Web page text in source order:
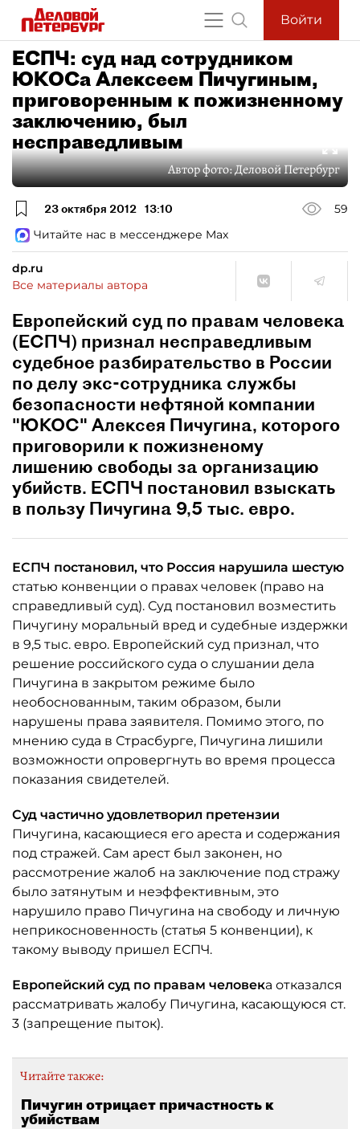
Войти
ЕСПЧ: суд над cотрудником
ЮКОСа Алексеем Пичугиным,
приговоренным к пожизненному
заключению, был
несправедливым
Автор фото:Деловой Петербург
23 октября 2012 13:10
59
Читайте нас в мессенджере Max
dp.ru
Все материалы автора
Европейский суд по правам человека
(ЕСПЧ) признал несправедливым
судебное разбирательство в России
по делу экс-сотрудника службы
безопасности нефтяной компании
"ЮКОС" Алексея Пичугина, которого
приговорили к пожизненому
лишению свободы за организацию
убийств. ЕСПЧ постановил взыскать
в пользу Пичугина 9,5 тыс. евро.
ЕСПЧ постановил, что Россия нарушила шестую
статью конвенции о правах человек (право на
справедливый суд). Суд постановил возместить
Пичугину моральный вред и судебные издержки
в 9,5 тыс. евро. Европейский суд признал, что
решение российского суда о слушании дела
Пичугина в закрытом режиме было
необоснованным, таким образом, были
нарушены права заявителя. Помимо этого, по
мнению суда в Страсбурге, Пичугина лишили
возможности опровергнуть во время процесса
показания свидетелей.
Суд частично удовлетворил претензии
Пичугина, касающиеся его ареста и содержания
под стражей. Сам арест был законен, но
рассмотрение жалоб на заключение под стражу
было затянутым и неэффективным, это
нарушило право Пичугина на свободу и личную
неприкосновенность (статья 5 конвенции), к
такому выводу пришел ЕСПЧ.
Европейский суд по правам человека отказался
рассматривать жалобу Пичугина, касающуюся ст.
3 (запрещение пыток).
Читайте также:
Пичугин отрицает причастность к
убийствам